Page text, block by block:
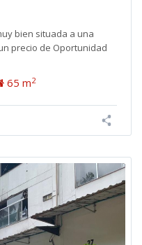
bien situada a una
precio de Oportunidad
65 m2